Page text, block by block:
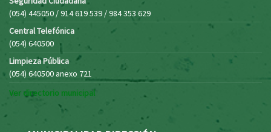
(054) 445050 / 914 619 539 / 984 353 629
Central Telefónica
(054) 640500
Limpieza Pública
(054) 640500 anexo 721
Ver directorio municipal